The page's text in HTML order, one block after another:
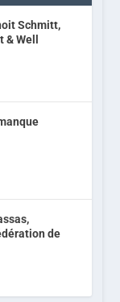
Schmitt,
Well
de